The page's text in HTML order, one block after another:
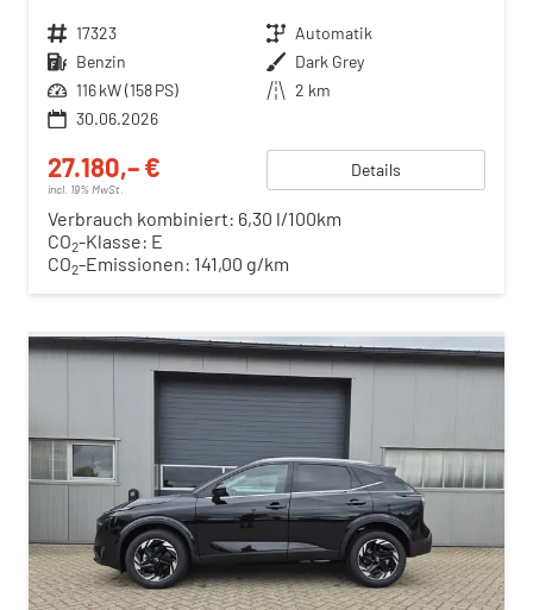
Fahrzeugnr. 17323 Getriebe Automatik
Kraftstoff Benzin Außenfarbe Dark Grey
Leistung 116 kW (158 PS) Kilometerstand 2 km
30.06.2026
27.180,– €
incl. 19% MwSt.
Details
Verbrauch kombiniert: 6,30 l/100km
CO2-Klasse: E
CO2-Emissionen: 141,00 g/km